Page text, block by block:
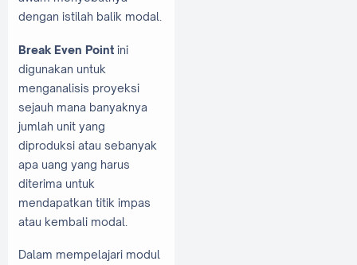
dengan istilah balik modal.
Break Even Point ini
digunakan untuk
menganalisis proyeksi
sejauh mana banyaknya
jumlah unit yang
diproduksi atau sebanyak
apa uang yang harus
diterima untuk
mendapatkan titik impas
atau kembali modal.
Dalam mempelajari modul